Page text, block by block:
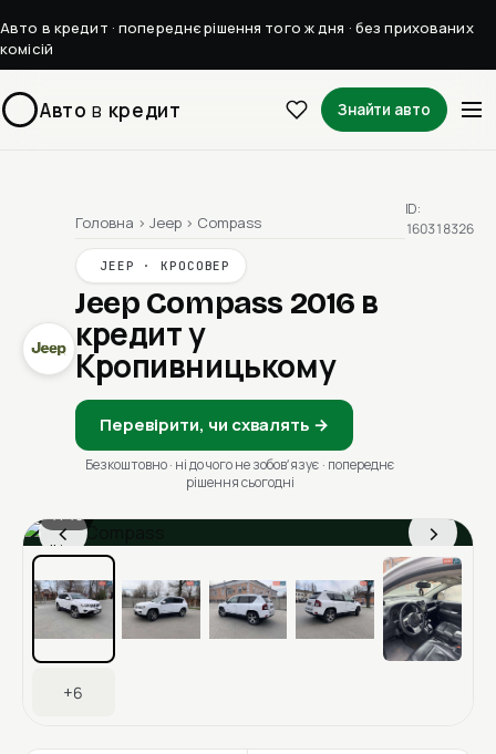
Авто в кредит · попереднє рішення того ж дня · без прихованих
комісій
Авто в кредит Знайти авто
Головна › Jeep › Compass
JEEP · КРОСОВЕР
Jeep Compass 2016 в
кредит у
Кропивницькому
Перевірити, чи схвалять →
Безкоштовно · ні до чого не зобовʼязує · попереднє
рішення сьогодні
ID:
160318326
‹ ›
1 / 13
Ціна в місяць
+6